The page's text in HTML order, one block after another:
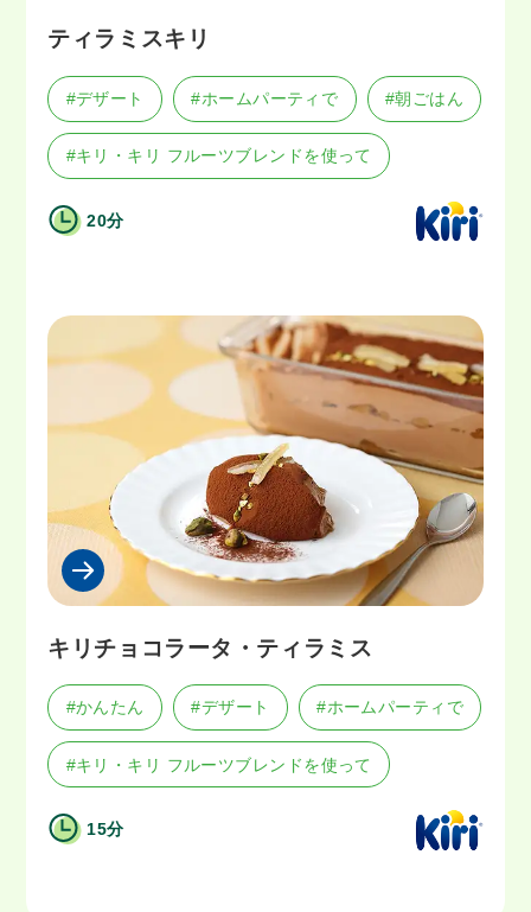
ティラミスキリ
#デザート #ホームパーティで #朝ごはん
#キリ・キリ フルーツブレンドを使って
20分
キリチョコラータ・ティラミス
#かんたん #デザート #ホームパーティで
#キリ・キリ フルーツブレンドを使って
15分